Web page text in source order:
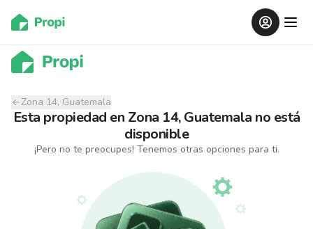
Zona 14, Guatemala
Esta propiedad en Zona 14, Guatemala no está
disponible
¡Pero no te preocupes! Tenemos otras opciones para ti.